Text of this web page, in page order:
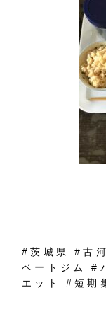
#茨城県 #古
ベートジム
#
エット
#短期